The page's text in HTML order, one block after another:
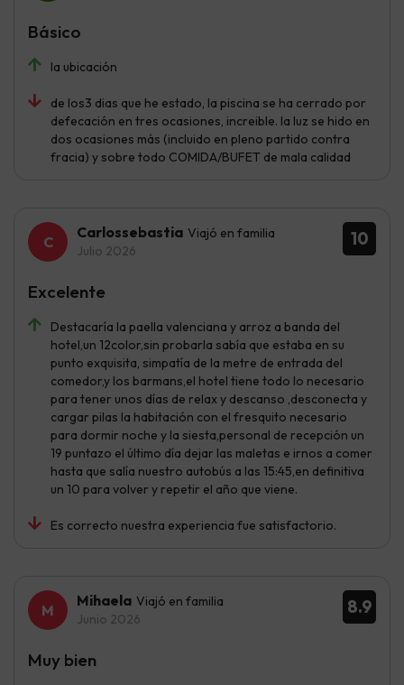
la ubicación
de los3 dias que he estado, la piscina se ha cerrado por
defecación en tres ocasiones, increible. la luz se hido en
dos ocasiones más (incluido en pleno partido contra
fracia) y sobre todo COMIDA/BUFET de mala calidad
Básico
10
Carlossebastia Viajó en familia
Julio 2026
Destacaría la paella valenciana y arroz a banda del
hotel,un 12color,sin probarla sabía que estaba en su
punto exquisita, simpatía de la metre de entrada del
comedor,y los barmans,el hotel tiene todo lo necesario
para tener unos días de relax y descanso ,desconecta y
cargar pilas la habitación con el fresquito necesario
para dormir noche y la siesta,personal de recepción un
19 puntazo el último día dejar las maletas e irnos a comer
hasta que salía nuestro autobús a las 15:45,en definitiva
un 10 para volver y repetir el año que viene.
Es correcto nuestra experiencia fue satisfactorio.
Excelente
8.9
Mihaela Viajó en familia
Junio 2026
Muy bien